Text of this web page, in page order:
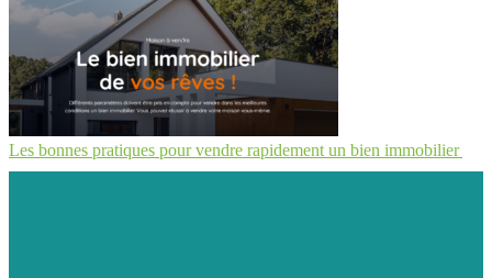
Les bonnes pratiques pour vendre rapidement un bien immobilier